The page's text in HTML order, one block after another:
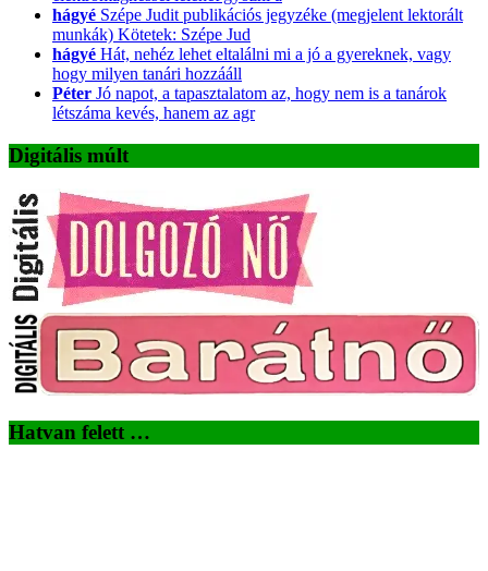
hágyé Szépe Judit publikációs jegyzéke (megjelent lektorált
munkák) Kötetek: Szépe Jud
hágyé Hát, nehéz lehet eltalálni mi a jó a gyereknek, vagy
hogy milyen tanári hozzááll
Péter Jó napot, a tapasztalatom az, hogy nem is a tanárok
létszáma kevés, hanem az agr
Digitális múlt
Hatvan felett …